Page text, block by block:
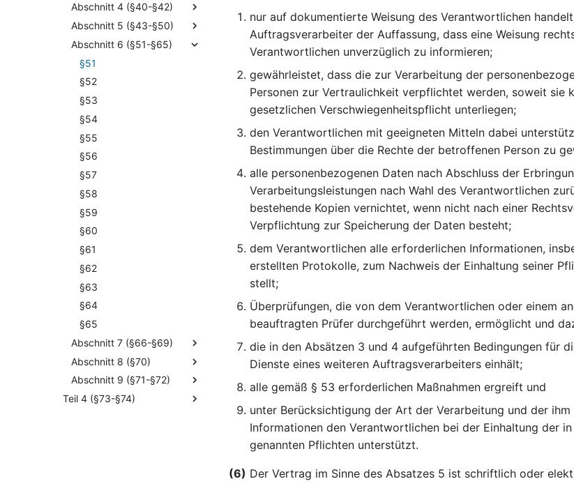
Abschnitt 4 (§40-§42)
Abschnitt 5 (§43-§50)
Abschnitt 6 (§51-§65)
§51
§52
§53
§54
§55
§56
§57
§58
§59
§60
§61
§62
§63
§64
§65
Abschnitt 7 (§66-§69)
Abschnitt 8 (§70)
Abschnitt 9 (§71-§72)
Teil 4 (§73-§74)
nur auf dokumentierte Weisung des Verantwortlichen
Auftragsverarbeiter der Auffassung, dass eine Weisung
Verantwortlichen unverzüglich zu informieren;
gewährleistet, dass die zur Verarbeitung der
Personen zur Vertraulichkeit verpflichtet werden, soweit sie
gesetzlichen Verschwiegenheitspflicht unterliegen;
den Verantwortlichen mit geeigneten Mitteln dabei
Bestimmungen über die Rechte der betroffenen Person zu
alle personenbezogenen Daten nach Abschluss der
Verarbeitungsleistungen nach Wahl des Verantwortlichen
bestehende Kopien vernichtet, wenn nicht nach einer
Verpflichtung zur Speicherung der Daten besteht;
dem Verantwortlichen alle erforderlichen Informationen,
erstellten Protokolle, zum Nachweis der Einhaltung seiner
stellt;
Überprüfungen, die von dem Verantwortlichen oder einem
beauftragten Prüfer durchgeführt werden, ermöglicht und
die in den Absätzen 3 und 4 aufgeführten Bedingungen für
Dienste eines weiteren Auftragsverarbeiters einhält;
alle gemäß § 53 erforderlichen Maßnahmen ergreift und
unter Berücksichtigung der Art der Verarbeitung und der
Informationen den Verantwortlichen bei der Einhaltung der
genannten Pflichten unterstützt.
(6) Der Vertrag im Sinne des Absatzes 5 ist schriftlich oder